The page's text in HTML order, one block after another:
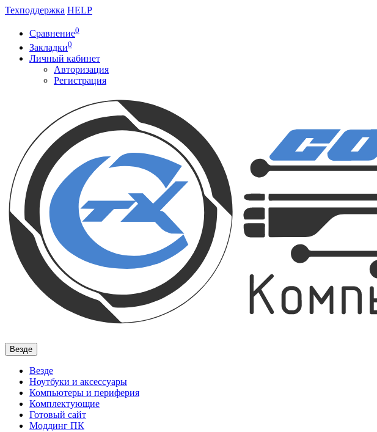
Техподдержка HELP
Сравнение0
Закладки0
Личный кабинет
Авторизация
Регистрация
Везде
Везде
Ноутбуки и аксессуары
Компьютеры и периферия
Комплектующие
Готовый сайт
Моддинг ПК